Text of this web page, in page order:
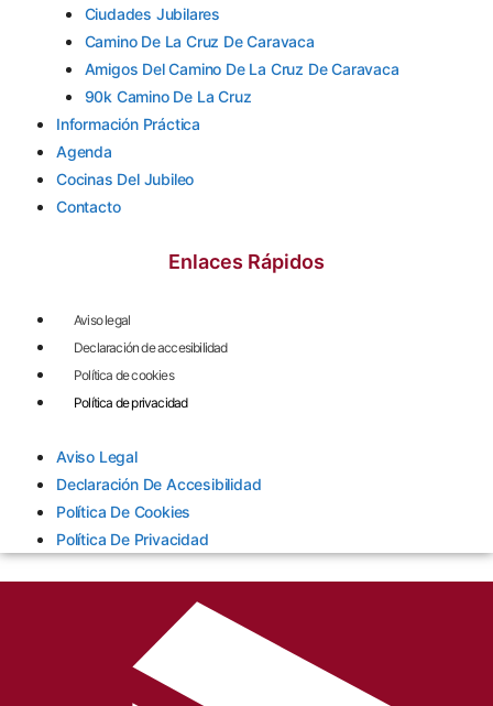
Ciudades Jubilares
Camino De La Cruz De Caravaca
Amigos Del Camino De La Cruz De Caravaca
90k Camino De La Cruz
Información Práctica
Agenda
Cocinas Del Jubileo
Contacto
Enlaces Rápidos
Aviso legal
Declaración de accesibilidad
Política de cookies
Política de privacidad
Aviso Legal
Declaración De Accesibilidad
Política De Cookies
Política De Privacidad